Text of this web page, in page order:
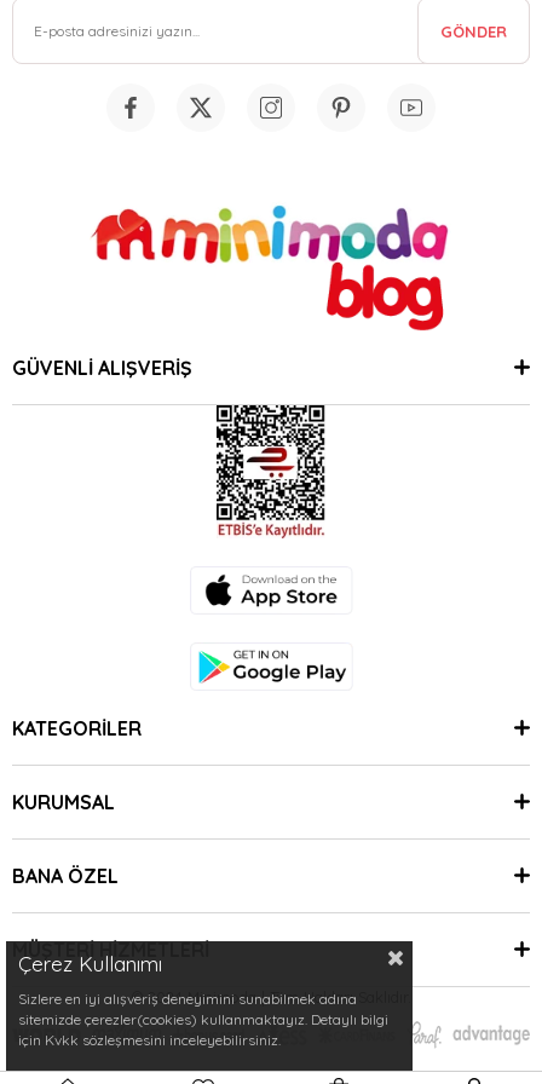
GÖNDER
GÜVENLİ ALIŞVERİŞ
KATEGORİLER
KURUMSAL
BANA ÖZEL
MÜŞTERİ HİZMETLERİ
© 2024 Minimoda | Tüm Hakları Saklıdır.
Çerez Kullanımı
Sizlere en iyi alışveriş deneyimini sunabilmek adına
sitemizde çerezler(cookies) kullanmaktayız. Detaylı bilgi
için Kvkk sözleşmesini inceleyebilirsiniz.